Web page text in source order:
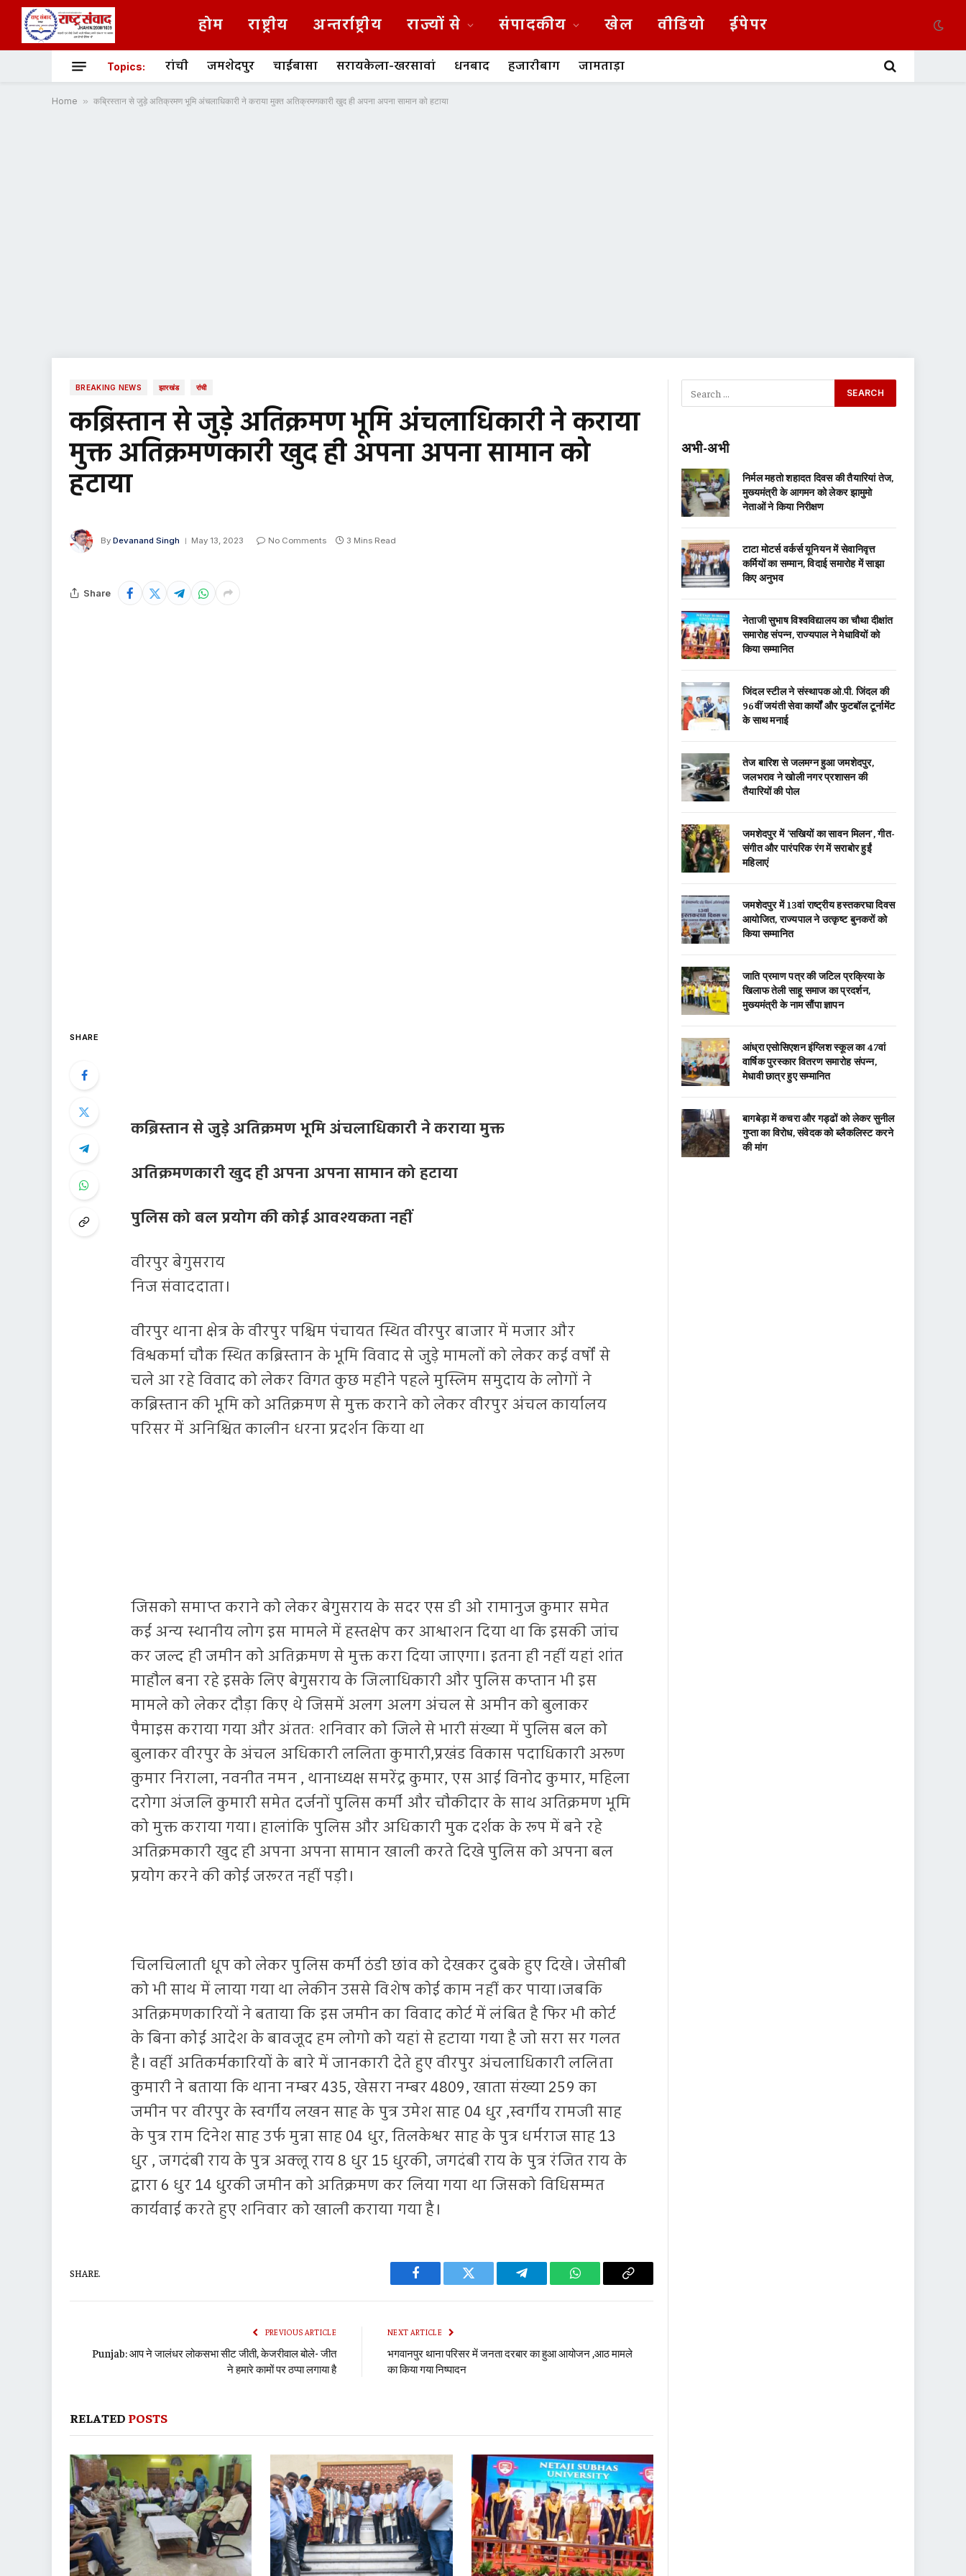
होम राष्ट्रीय अन्तर्राष्ट्रीय राज्यों से संपादकीय खेल वीडियो ईपेपर
Topics: रांची जमशेदपुर चाईबासा सरायकेला-खरसावां धनबाद हजारीबाग जामताड़ा
Home » कब्रिस्तान से जुड़े अतिक्रमण भूमि अंचलाधिकारी ने कराया मुक्त अतिक्रमणकारी खुद ही अपना अपना सामान को हटाया
BREAKING NEWS झारखंड रांची
कब्रिस्तान से जुड़े अतिक्रमण भूमि अंचलाधिकारी ने कराया
मुक्त अतिक्रमणकारी खुद ही अपना अपना सामान को
हटाया
By Devanand Singh May 13, 2023 No Comments 3 Mins Read
Share
SHARE
कब्रिस्तान से जुड़े अतिक्रमण भूमि अंचलाधिकारी ने कराया मुक्त
अतिक्रमणकारी खुद ही अपना अपना सामान को हटाया
पुलिस को बल प्रयोग की कोई आवश्यकता नहीं
वीरपुर बेगुसराय
निज संवाददाता।
वीरपुर थाना क्षेत्र के वीरपुर पश्चिम पंचायत स्थित वीरपुर बाजार में मजार और
विश्वकर्मा चौक स्थित कब्रिस्तान के भूमि विवाद से जुड़े मामलों को लेकर कई वर्षों से
चले आ रहे विवाद को लेकर विगत कुछ महीने पहले मुस्लिम समुदाय के लोगों ने
कब्रिस्तान की भूमि को अतिक्रमण से मुक्त कराने को लेकर वीरपुर अंचल कार्यालय
परिसर में अनिश्चित कालीन धरना प्रदर्शन किया था
जिसको समाप्त कराने को लेकर बेगुसराय के सदर एस डी ओ रामानुज कुमार समेत
कई अन्य स्थानीय लोग इस मामले में हस्तक्षेप कर आश्वाशन दिया था कि इसकी जांच
कर जल्द ही जमीन को अतिक्रमण से मुक्त करा दिया जाएगा। इतना ही नहीं यहां शांत
माहौल बना रहे इसके लिए बेगुसराय के जिलाधिकारी और पुलिस कप्तान भी इस
मामले को लेकर दौड़ा किए थे जिसमें अलग अलग अंचल से अमीन को बुलाकर
पैमाइस कराया गया और अंततः शनिवार को जिले से भारी संख्या में पुलिस बल को
बुलाकर वीरपुर के अंचल अधिकारी ललिता कुमारी,प्रखंड विकास पदाधिकारी अरूण
कुमार निराला, नवनीत नमन , थानाध्यक्ष समरेंद्र कुमार, एस आई विनोद कुमार, महिला
दरोगा अंजलि कुमारी समेत दर्जनों पुलिस कर्मी और चौकीदार के साथ अतिक्रमण भूमि
को मुक्त कराया गया। हालांकि पुलिस और अधिकारी मुक दर्शक के रूप में बने रहे
अतिक्रमकारी खुद ही अपना अपना सामान खाली करते दिखे पुलिस को अपना बल
प्रयोग करने की कोई जरूरत नहीं पड़ी।
चिलचिलाती धूप को लेकर पुलिस कर्मी ठंडी छांव को देखकर दुबके हुए दिखे। जेसीबी
को भी साथ में लाया गया था लेकीन उससे विशेष कोई काम नहीं कर पाया।जबकि
अतिक्रमणकारियों ने बताया कि इस जमीन का विवाद कोर्ट में लंबित है फिर भी कोर्ट
के बिना कोई आदेश के बावजूद हम लोगो को यहां से हटाया गया है जो सरा सर गलत
है। वहीं अतिकर्मकारियों के बारे में जानकारी देते हुए वीरपुर अंचलाधिकारी ललिता
कुमारी ने बताया कि थाना नम्बर 435, खेसरा नम्बर 4809, खाता संख्या 259 का
जमीन पर वीरपुर के स्वर्गीय लखन साह के पुत्र उमेश साह 04 धुर ,स्वर्गीय रामजी साह
के पुत्र राम दिनेश साह उर्फ मुन्ना साह 04 धुर, तिलकेश्वर साह के पुत्र धर्मराज साह 13
धुर , जगदंबी राय के पुत्र अक्लू राय 8 धुर 15 धुरकी, जगदंबी राय के पुत्र रंजित राय के
द्वारा 6 धुर 14 धुरकी जमीन को अतिक्रमण कर लिया गया था जिसको विधिसम्मत
कार्यवाई करते हुए शनिवार को खाली कराया गया है।
SHARE.
Facebook Twitter Telegram WhatsAppCopy
PREVIOUS ARTICLE
Punjab: आप ने जालंधर लोकसभा सीट जीती, केजरीवाल बोले- जीत
ने हमारे कामों पर ठप्पा लगाया है
NEXT ARTICLE
भगवानपुर थाना परिसर में जनता दरबार का हुआ आयोजन ,आठ मामले
का किया गया निष्पादन
RELATED POSTS
अभी-अभी
निर्मल महतो शहादत दिवस की तैयारियां तेज,
मुख्यमंत्री के आगमन को लेकर झामुमो
नेताओं ने किया निरीक्षण
टाटा मोटर्स वर्कर्स यूनियन में सेवानिवृत्त
कर्मियों का सम्मान, विदाई समारोह में साझा
किए अनुभव
नेताजी सुभाष विश्वविद्यालय का चौथा दीक्षांत
समारोह संपन्न, राज्यपाल ने मेधावियों को
किया सम्मानित
जिंदल स्टील ने संस्थापक ओ.पी. जिंदल की
96वीं जयंती सेवा कार्यों और फुटबॉल टूर्नामेंट
के साथ मनाई
तेज बारिश से जलमग्न हुआ जमशेदपुर,
जलभराव ने खोली नगर प्रशासन की
तैयारियों की पोल
जमशेदपुर में ‘सखियों का सावन मिलन’, गीत-
संगीत और पारंपरिक रंग में सराबोर हुईं
महिलाएं
जमशेदपुर में 13वां राष्ट्रीय हस्तकरघा दिवस
आयोजित, राज्यपाल ने उत्कृष्ट बुनकरों को
किया सम्मानित
जाति प्रमाण पत्र की जटिल प्रक्रिया के
खिलाफ तेली साहू समाज का प्रदर्शन,
मुख्यमंत्री के नाम सौंपा ज्ञापन
आंध्रा एसोसिएशन इंग्लिश स्कूल का 47वां
वार्षिक पुरस्कार वितरण समारोह संपन्न,
मेधावी छात्र हुए सम्मानित
बागबेड़ा में कचरा और गड्ढों को लेकर सुनील
गुप्ता का विरोध, संवेदक को ब्लैकलिस्ट करने
की मांग